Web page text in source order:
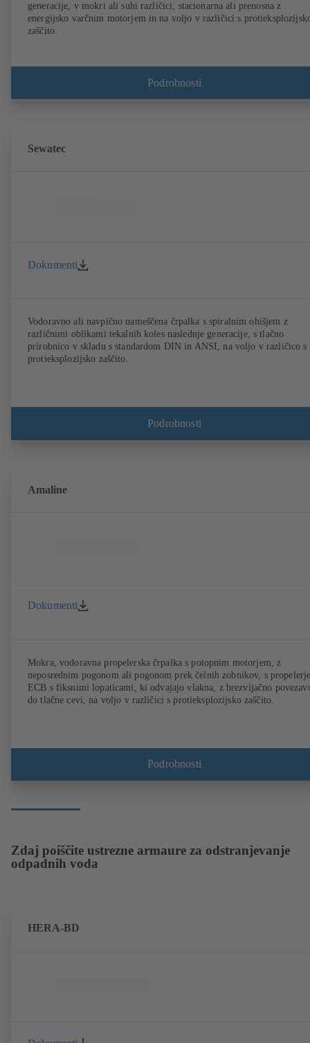
generacije, v mokri ali suhi različici, stacionarna ali prenosna z
energijsko varčnim motorjem in na voljo v različici s
zaščito.
Podrobnosti
Sewatec
Dokumenti
Vodoravno ali navpično nameščena črpalka s spiralnim ohišjem z
različnimi oblikami tekalnih koles naslednje generacije, s tlačno
prirobnico v skladu s standardom DIN in ANSI, na voljo v različico s
protieksplozijsko zaščito.
Podrobnosti
Amaline
Dokumenti
Mokra, vodoravna propelerska črpalka s potopnim motorjem, z
neposrednim pogonom ali pogonom prek čelnih zobnikov, s
ECB s fiksnimi lopaticami, ki odvajajo vlakna, z brezvijačno
do tlačne cevi, na voljo v različici s protieksplozijsko zaščito.
Podrobnosti
Zdaj poiščite ustrezne armaure za odstranjevanje
odpadnih voda
HERA-BD